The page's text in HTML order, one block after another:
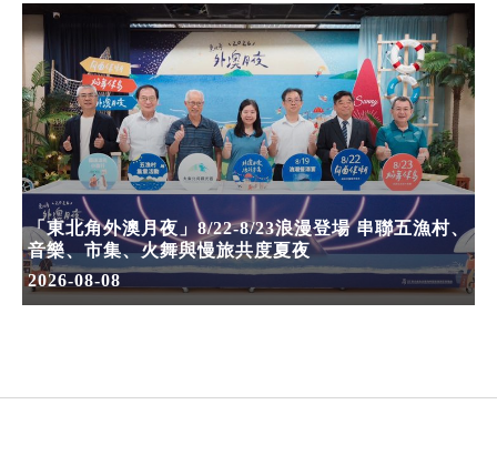
「東北角外澳月夜」8/22-8/23浪漫登場 串聯五漁村、
音樂、市集、火舞與慢旅共度夏夜
2026-08-08